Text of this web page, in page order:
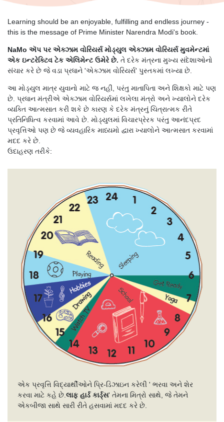
Learning should be an enjoyable, fulfilling and endless journey -
this is the message of Prime Minister Narendra Modi's book.
NaMo ઍપ પર એક્ઝામ વોરિયર્સ મોડ્યુલ એક્ઝામ વોરિયર્સ મુવમેન્ટમાં
એક ઇન્ટરેક્ટિવ ટેક એલિમેન્ટ ઉમેરે છે. તે દરેક મંત્રના મુખ્ય સંદેશાઓનો
સંચાર કરે છે જે વડા પ્રધાને 'એક્ઝામ વોરિયર્સ' પુસ્તકમાં લખ્યા છે.
આ મોડ્યુલ માત્ર યુવાનો માટે જ નહીં, પરંતુ માતાપિતા અને શિક્ષકો માટે પણ
છે. પ્રધાન મંત્રીએ એક્ઝામ વોરિયર્સમાં લખેલા મંત્રો અને ખ્યાલોને દરેક
વ્યક્તિ આત્મસાત કરી શકે છે કારણ કે દરેક મંત્રનું ચિત્રાત્મક રીતે
પ્રતિનિધિત્વ કરવામાં આવે છે. મોડ્યુલમાં વિચારપ્રેરક પરંતુ આનંદપ્રદ
પ્રવૃત્તિઓ પણ છે જે વ્યવહારિક માધ્યમો દ્વારા ખ્યાલોને આત્મસાત કરવામાં
મદદ કરે છે.
ઉદાહરણ તરીકે:
એક પ્રવૃત્તિ વિદ્યાર્થીઓને પ્રિ-ડિઝાઇન કરેલી ' ભરવા અને શેર
કરવા માટે કહે છે.લાફ હાર્ડ કાર્ડ્સ' તેમના મિત્રો સાથે, જે તેમને
એકબીજા સાથે સારી રીતે હસવામાં મદદ કરે છે.